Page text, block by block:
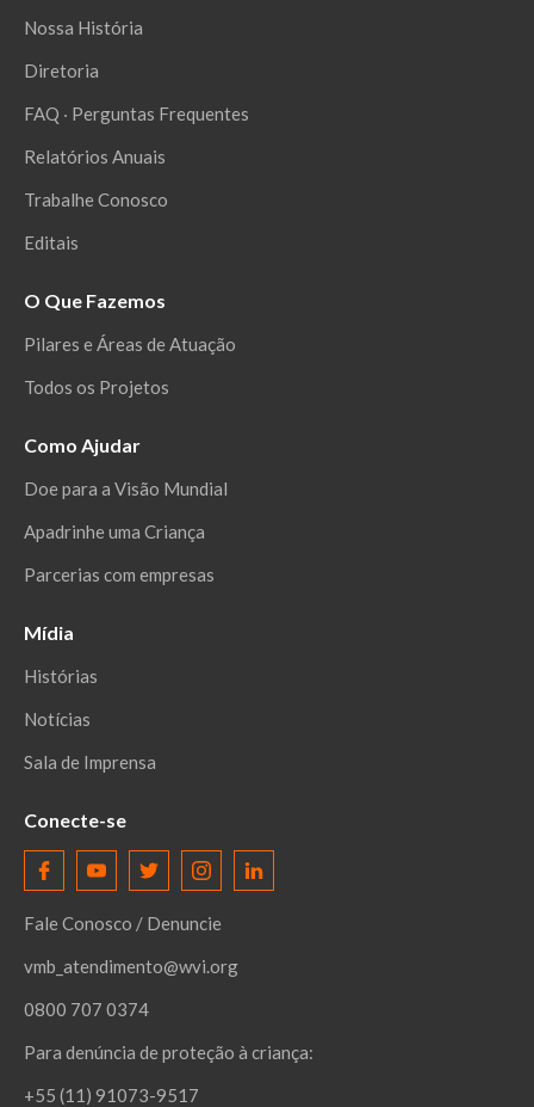
Nossa História
Diretoria
FAQ ‧ Perguntas Frequentes
Relatórios Anuais
Trabalhe Conosco
Editais
O Que Fazemos
Pilares e Áreas de Atuação
Todos os Projetos
Como Ajudar
Doe para a Visão Mundial
Apadrinhe uma Criança
Parcerias com empresas
Mídia
Histórias
Notícias
Sala de Imprensa
Conecte-se
Fale Conosco / Denuncie
vmb_atendimento@wvi.org
0800 707 0374
Para denúncia de proteção à criança:
+55 (11) 91073-9517